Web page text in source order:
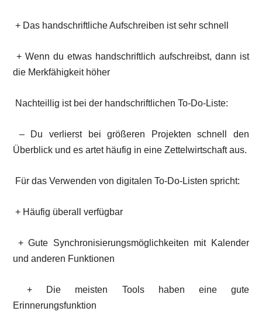
+ Das handschriftliche Aufschreiben ist sehr schnell
+ Wenn du etwas handschriftlich aufschreibst, dann ist
die Merkfähigkeit höher
Nachteillig ist bei der handschriftlichen To-Do-Liste:
– Du verlierst bei größeren Projekten schnell den
Überblick und es artet häufig in eine Zettelwirtschaft aus.
Für das Verwenden von digitalen To-Do-Listen spricht:
+ Häufig überall verfügbar
+ Gute Synchronisierungsmöglichkeiten mit Kalender
und anderen Funktionen
+ Die meisten Tools haben eine gute
Erinnerungsfunktion